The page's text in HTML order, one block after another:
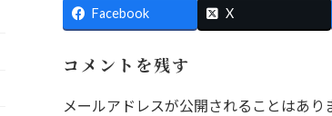
Facebook X
コメントを残す
メールアドレスが公開されることはあり